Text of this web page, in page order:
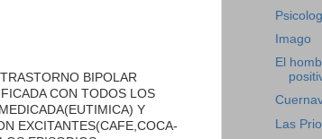
BIPOLAR
CON TODOS LOS
Y
EXCITANTES(CAFE,COCA-
Imago
El
Las